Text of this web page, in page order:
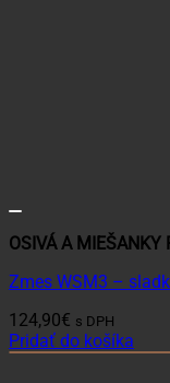
OSIVÁ A MIEŠANKY
Zmes WSM3 –
124,90€ s DPH
Pridať do košíka